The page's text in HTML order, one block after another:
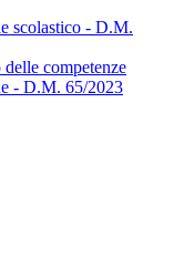
scolastico - D.M.
competenze
- D.M. 65/2023